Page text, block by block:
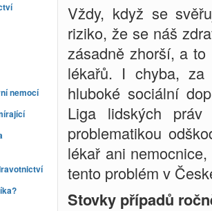
nemocí
Vždy, když se
riziko, že se náš
zásadně zhorší, a
lékařů. I chyba,
hluboké sociální
Liga lidských
problematikou
lékař ani
tento problém v
Stovky případů